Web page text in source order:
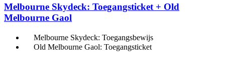
Melbourne Skydeck: Toegangsticket + Old
Melbourne Gaol
Melbourne Skydeck: Toegangsbewijs
Old Melbourne Gaol: Toegangsticket